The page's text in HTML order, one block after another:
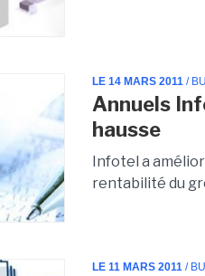
LE 14 MARS 2011 /
Annuels
hausse
Infotel a
rentabilité du
LE 11 MARS 2011 /